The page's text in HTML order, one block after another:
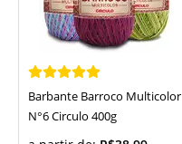
Barbante Barroco Multicolor
N°6 Circulo 400g